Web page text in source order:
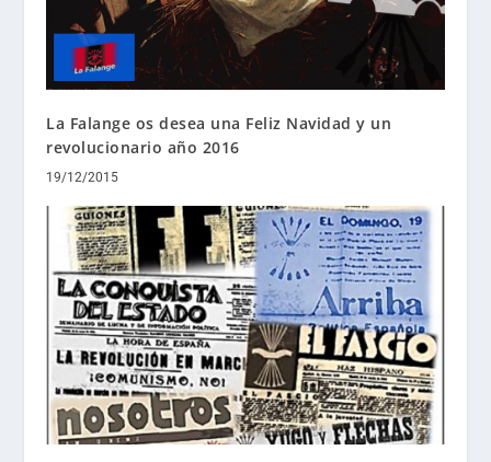
La Falange os desea una Feliz Navidad y un
revolucionario año 2016
19/12/2015